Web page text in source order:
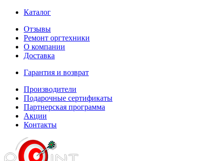
Каталог
Отзывы
Ремонт оргтехники
О компании
Доставка
Гарантия и возврат
Производители
Подарочные сертификаты
Партнерская программа
Акции
Контакты